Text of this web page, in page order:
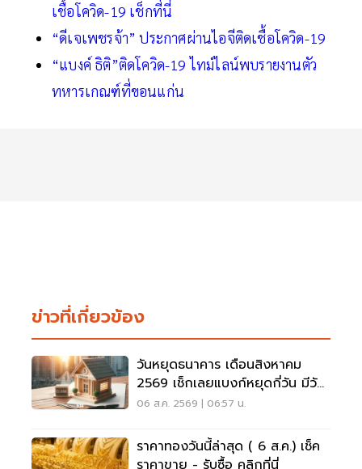
เชื้อโควิด-19 เช็กที่นี่
“ดีเจเพชรจ้า” ประกาศผ่านไอจีติดเชื้อโควิด-19
“แบงค์ ธิติ”ติดโควิด-19 ไทม์ไลน์พบรายงานตัว
ทหารเกณฑ์ที่ขอนแก่น
ข่าวที่เกี่ยวข้อง
วันหยุดธนาคาร เดือนสิงหาคม
2569 เช็กเลยแบงก์หยุดกี่วัน มีวัน
หยุดยาวไหม
06 ส.ค. 2569 | 06:57 น.
ราคาทองวันนี้ล่าสุด ( 6 ส.ค.) เช็ค
ราคาขาย - รับซื้อ คลิกที่นี่